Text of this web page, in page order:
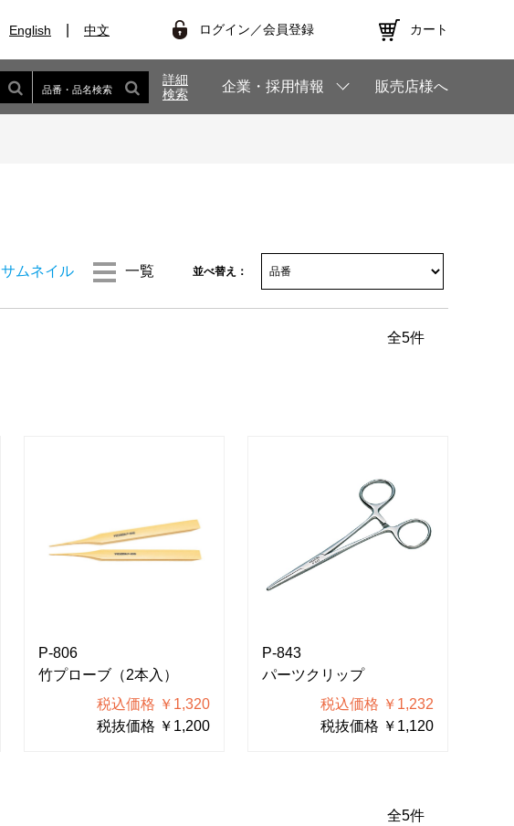
English 中文 ログイン／会員登録 カート
品番・品名検索
詳細
検索
企業・採用情報 販売店様へ
サムネイル 一覧 並べ替え：
全5件
P-806
竹プローブ（2本入）
税込価格 ￥1,320
税抜価格 ￥1,200
P-843
パーツクリップ
税込価格 ￥1,232
税抜価格 ￥1,120
全5件